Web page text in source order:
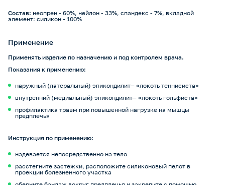
Состав: неопрен - 60%, нейлон - 33%, спандекс - 7%, вкладной
элемент: силикон - 100%
Применение
Применять изделие по назначению и под контролем врача.
Показания к применению:
наружный (латеральный) эпикондилит— «локоть теннисиста»
внутренний (медиальный) эпикондилит— «локоть гольфиста»
профилактика травм при повышенной нагрузке на мышцы
предплечья
Инструкция по применению:
надевается непосредственно на тело
расстегните застежки, расположите силиконовый пелот в
проекции болезненного участка